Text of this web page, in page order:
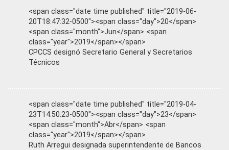
<span class="date time published" title="2019-06-
20T18:47:32-0500"><span class="day">20</span>
<span class="month">Jun</span> <span
class="year">2019</span></span>
CPCCS designó Secretario General y Secretarios
Técnicos
<span class="date time published" title="2019-04-
23T14:50:23-0500"><span class="day">23</span>
<span class="month">Abr</span> <span
class="year">2019</span></span>
Ruth Arregui designada superintendente de Bancos